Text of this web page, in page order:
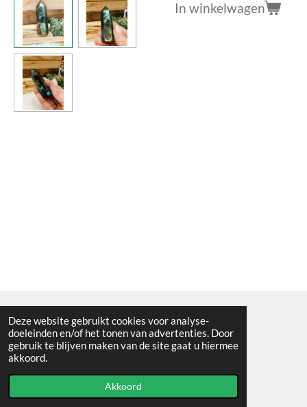
Deze website gebruikt cookies voor analyse-
doeleinden en/of het tonen van advertenties. Door
gebruik te blijven maken van de site gaat u hiermee
akkoord.
Akkoord
In winkelwagen
Algemene voorwaarden
© 2021 - RC en mineralenshop Het vlinderpad